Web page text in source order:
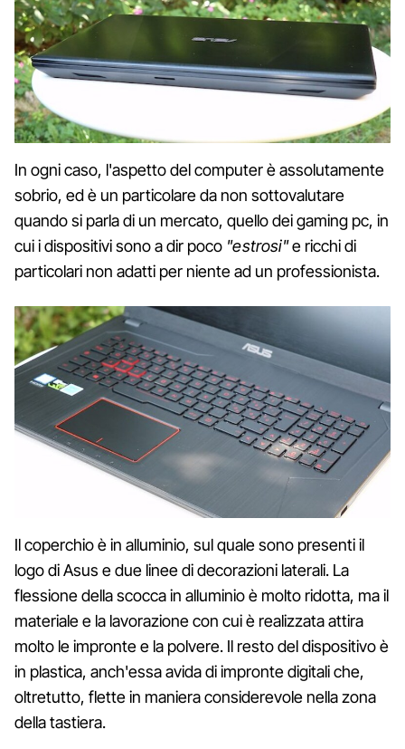
In ogni caso, l'aspetto del computer è assolutamente
sobrio, ed è un particolare da non sottovalutare
quando si parla di un mercato, quello dei gaming pc, in
cui i dispositivi sono a dir poco "estrosi"e ricchi di
particolari non adatti per niente ad un professionista.
Il coperchio è in alluminio, sul quale sono presenti il
logo di Asus e due linee di decorazioni laterali. La
flessione della scocca in alluminio è molto ridotta, ma il
materiale e la lavorazione con cui è realizzata attira
molto le impronte e la polvere. Il resto del dispositivo è
in plastica, anch'essa avida di impronte digitali che,
oltretutto, flette in maniera considerevole nella zona
della tastiera.